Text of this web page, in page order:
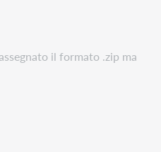
il formato .zip ma